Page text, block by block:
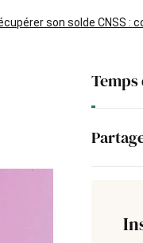
son solde CNSS :
et le suivi des